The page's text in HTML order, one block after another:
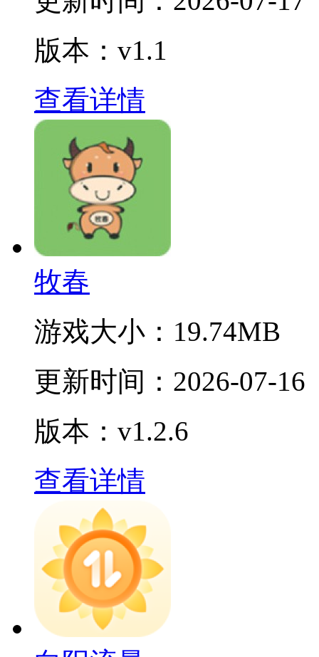
版本：v1.1
查看详情
牧春
游戏大小： 19.74MB
更新时间： 2026-07-16
版本：v1.2.6
查看详情